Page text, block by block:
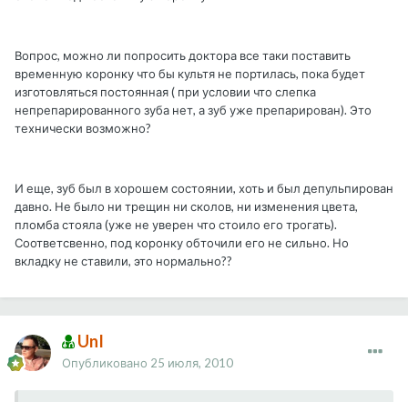
Вопрос, можно ли попросить доктора все таки поставить
временную коронку что бы культя не портилась, пока будет
изготовляться постоянная ( при условии что слепка
непрепарированного зуба нет, а зуб уже препарирован). Это
технически возможно?
И еще, зуб был в хорошем состоянии, хоть и был депульпирован
давно. Не было ни трещин ни сколов, ни изменения цвета,
пломба стояла (уже не уверен что стоило его трогать).
Соответсвенно, под коронку обточили его не сильно. Но
вкладку не ставили, это нормально??
UnI
Опубликовано 25 июля, 2010